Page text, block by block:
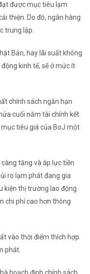
được mục tiêu lạm
thiện. Do đó, ngân hàng
trung lập.
Bản, hay lãi suất không
kinh tế, sẽ ở mức ít
chính sách ngắn hạn
cuối năm tài chính kết
tiêu giá của BoJ một
tăng và áp lực tiền
ro lạm phát đang gia
kiện thị trường lao động
chi phí cao hơn thông
vào thời điểm thích hợp
phát.